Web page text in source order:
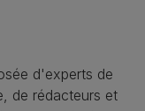
d'experts de
de rédacteurs et